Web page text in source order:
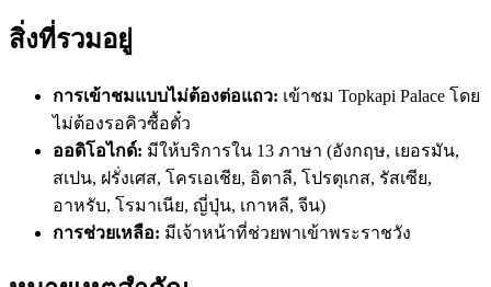
สิ่งที่รวมอยู่
การเข้าชมแบบไม่ต้องต่อแถว: เข้าชม Topkapi Palace โดย
ไม่ต้องรอคิวซื้อตั๋ว
ออดิโอไกด์: มีให้บริการใน 13 ภาษา (อังกฤษ, เยอรมัน,
สเปน, ฝรั่งเศส, โครเอเชีย, อิตาลี, โปรตุเกส, รัสเซีย,
อาหรับ, โรมาเนีย, ญี่ปุ่น, เกาหลี, จีน)
การช่วยเหลือ: มีเจ้าหน้าที่ช่วยพาเข้าพระราชวัง